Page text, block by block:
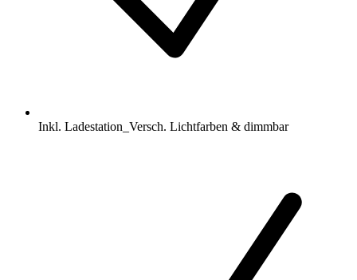
Inkl. Ladestation_Versch. Lichtfarben & dimmbar